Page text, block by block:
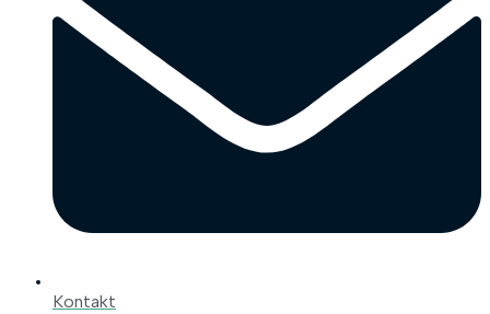
Kontakt